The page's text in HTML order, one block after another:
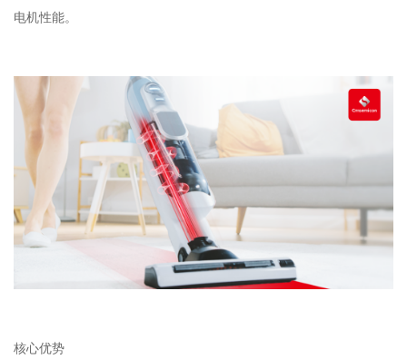
电机性能。
核心优势